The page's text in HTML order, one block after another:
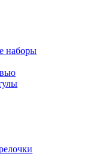
наборы